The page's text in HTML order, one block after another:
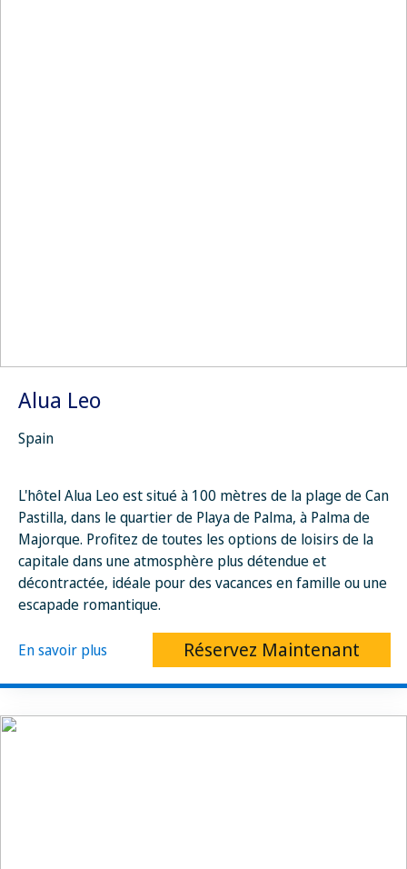
Alua Leo
Spain
L'hôtel Alua Leo est situé à 100 mètres de la plage de Can
Pastilla, dans le quartier de Playa de Palma, à Palma de
Majorque. Profitez de toutes les options de loisirs de la
capitale dans une atmosphère plus détendue et
décontractée, idéale pour des vacances en famille ou une
escapade romantique.
En savoir plus Réservez Maintenant